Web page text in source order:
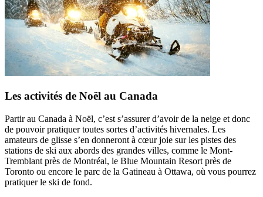
Les activités de Noël au Canada
Partir au Canada à Noël, c’est s’assurer d’avoir de la neige et donc
de pouvoir pratiquer toutes sortes d’activités hivernales. Les
amateurs de glisse s’en donneront à cœur joie sur les pistes des
stations de ski aux abords des grandes villes, comme le Mont-
Tremblant près de Montréal, le Blue Mountain Resort près de
Toronto ou encore le parc de la Gatineau à Ottawa, où vous pourrez
pratiquer le ski de fond.